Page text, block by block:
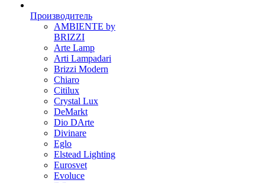
Производитель
AMBIENTE by
BRIZZI
Arte Lamp
Arti Lampadari
Brizzi Modern
Chiaro
Citilux
Crystal Lux
DeMarkt
Dio DArte
Divinare
Eglo
Elstead Lighting
Eurosvet
Evoluce